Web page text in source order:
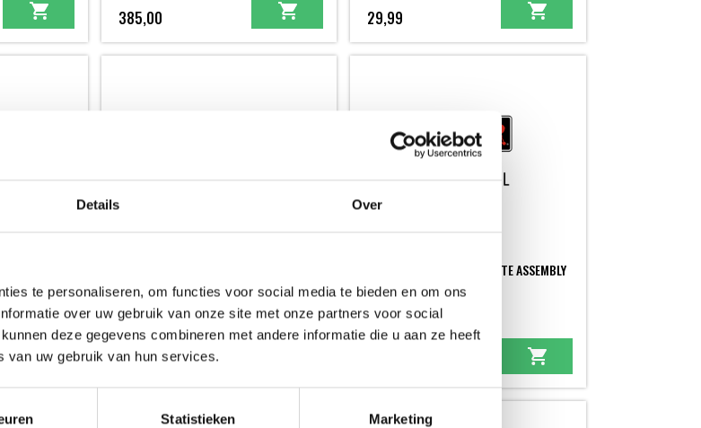
Details Over
te personaliseren, om functies voor social media te bieden en om ons
over uw gebruik van onze site met onze partners voor social
deze gegevens combineren met andere informatie die u aan ze heeft
van uw gebruik van hun services.
Statistieken Marketing
385,00 29,99
(NUTS &
GBS, (6MM SS)
RESERVE SMOKEFIRE
59,99
WEBER 69374 WELDED CHUTE ASSEMBLY
SMOKEFIRE '20
RESERVE SMOKEFIRE